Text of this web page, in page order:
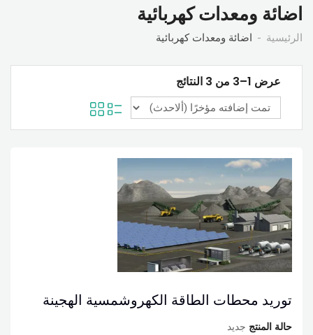
اضائة ومعدات كهربائية
الرئيسية اضائة ومعدات كهربائية
عرض 1–3 من 3 النتائج
توريد محطات الطاقة الكهروشمسية الهجينة
حالة المنتج جديد